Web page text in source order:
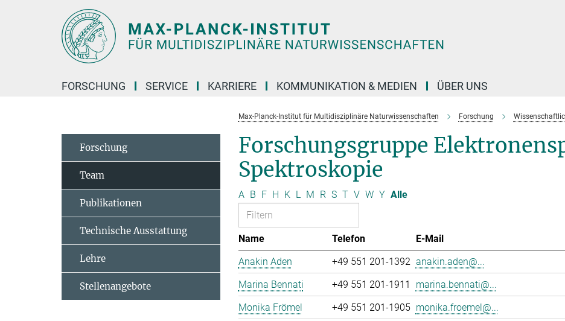
FORSCHUNG SERVICE KARRIERE KOMMUNIKATION & MEDIEN ÜBER UNS
Max-Planck-Institut für Multidisziplinäre Naturwissenschaften Forschung
Forschungsgruppe
Spektroskopie
A B F H K L M R S T V W Y Alle
Name Telefon
E-Mail
Anakin Aden
+49 551 201-1392 anakin.aden@...
Marina Bennati
+49 551 201-1911
marina.bennati@...
Monika Frömel
+49 551 201-1905 monika.froemel@...
Forschung
Team
Publikationen
Technische Ausstattung
Lehre
Stellenangebote